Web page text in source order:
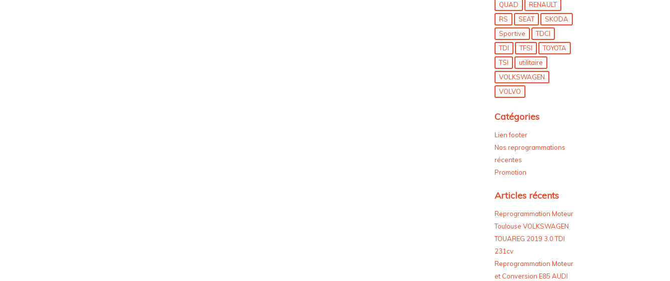
QUAD
RENAULT
RS
SEAT
SKODA
Sportive
TDCI
TDI
TFSI
TOYOTA
TSI
utilitaire
VOLKSWAGEN
VOLVO
Catégories
Lien footer
Nos reprogrammations
récentes
Promotion
Articles récents
Reprogrammation Moteur
Toulouse VOLKSWAGEN
TOUAREG 2019 3.0 TDI
231cv
Reprogrammation Moteur
et Conversion E85 AUDI